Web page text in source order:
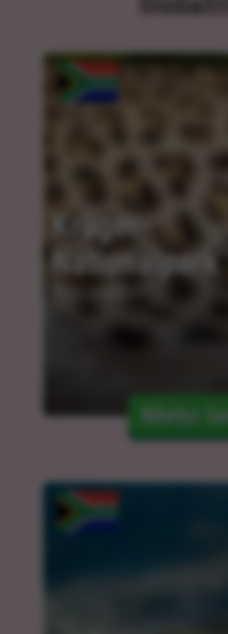
Krüger-
Nationalpark
Mehr